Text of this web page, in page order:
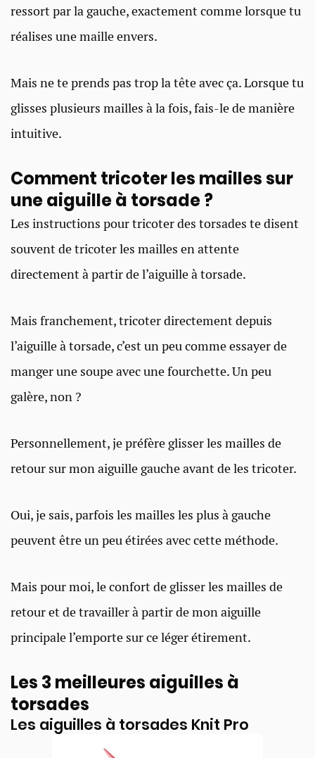
ressort par la gauche, exactement comme lorsque tu
réalises une maille envers.
Mais ne te prends pas trop la tête avec ça. Lorsque tu
glisses plusieurs mailles à la fois, fais-le de manière
intuitive.
Comment tricoter les mailles sur
une aiguille à torsade ?
Les instructions pour tricoter des torsades te disent
souvent de tricoter les mailles en attente
directement à partir de l’aiguille à torsade.
Mais franchement, tricoter directement depuis
l’aiguille à torsade, c’est un peu comme essayer de
manger une soupe avec une fourchette. Un peu
galère, non ?
Personnellement, je préfère glisser les mailles de
retour sur mon aiguille gauche avant de les tricoter.
Oui, je sais, parfois les mailles les plus à gauche
peuvent être un peu étirées avec cette méthode.
Mais pour moi, le confort de glisser les mailles de
retour et de travailler à partir de mon aiguille
principale l’emporte sur ce léger étirement.
Les 3 meilleures aiguilles à
torsades
Les aiguilles à torsades Knit Pro